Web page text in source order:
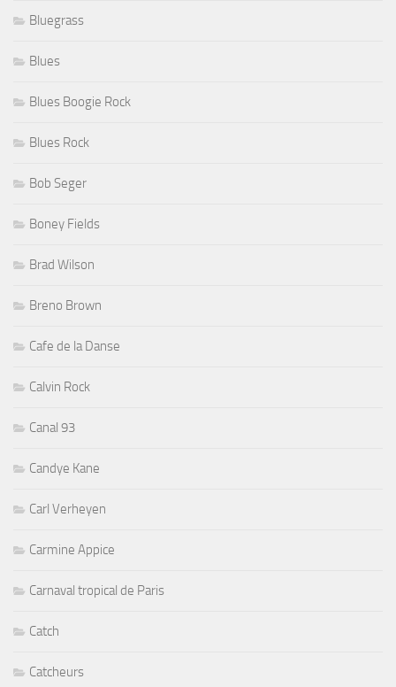
Bluegrass
Blues
Blues Boogie Rock
Blues Rock
Bob Seger
Boney Fields
Brad Wilson
Breno Brown
Cafe de la Danse
Calvin Rock
Canal 93
Candye Kane
Carl Verheyen
Carmine Appice
Carnaval tropical de Paris
Catch
Catcheurs